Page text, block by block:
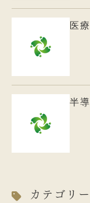
医
半
カテゴリー